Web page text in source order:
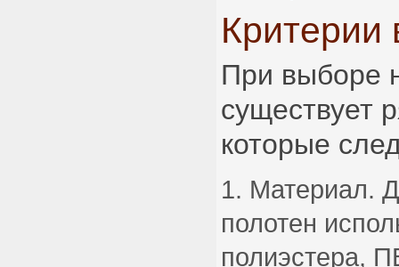
Критерии
При выборе
существует
которые
Материал.
полотен
полиэстера,